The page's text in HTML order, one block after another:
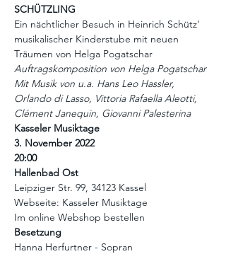
SCHÜTZLING
Ein nächtlicher Besuch in Heinrich Schütz‘
musikalischer Kinderstube mit neuen
Träumen von Helga Pogatschar
Auftragskomposition von Helga Pogatschar
Mit Musik von u.a. Hans Leo Hassler,
Orlando di Lasso, Vittoria Rafaella Aleotti,
Clément Janequin, Giovanni Palesterina
Kasseler Musiktage
3. November 2022
20:00
Hallenbad Ost
Leipziger Str. 99, 34123 Kassel
Webseite: Kasseler Musiktage
Im online Webshop bestellen
Besetzung
Hanna Herfurtner - Sopran